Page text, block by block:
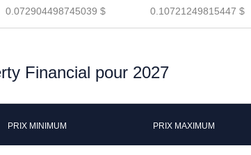
0.072904498745039 $ 0.10721249815447 $
Financial pour 2027
PRIX MINIMUM PRIX MAXIMUM